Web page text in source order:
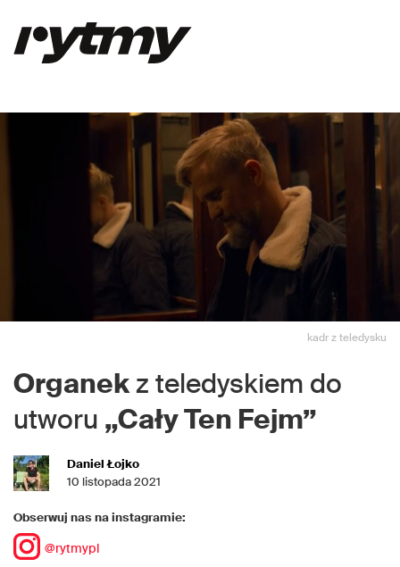
kadr z teledysku
Organekz teledyskiem do
utworu „Cały Ten Fejm”
Daniel Łojko
10 listopada 2021
Obserwuj nas na instagramie:
@rytmypl